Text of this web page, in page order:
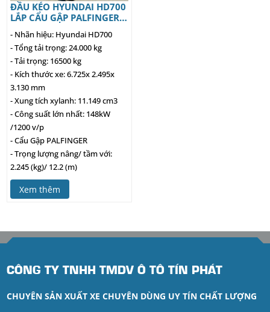
ĐẦU KÉO HYUNDAI HD700
LẮP CẨU GẬP PALFINGER
PK11002
- Nhãn hiệu: Hyundai HD700
- Tổng tải trọng: 24.000 kg
- Tải trọng: 16500 kg
- Kích thước xe: 6.725x 2.495x
3.130 mm
- Xung tích xylanh: 11.149 cm3
- Công suất lớn nhất: 148kW
/1200 v/p
- Cẩu Gập PALFINGER
- Trọng lượng nâng/ tầm với:
2.245 (kg)/ 12.2 (m)
Xem thêm
CÔNG TY TNHH TMDV Ô TÔ TÍN PHÁT
CHUYÊN SẢN XUẤT XE CHUYÊN DÙNG UY TÍN CHẤT LƯỢNG